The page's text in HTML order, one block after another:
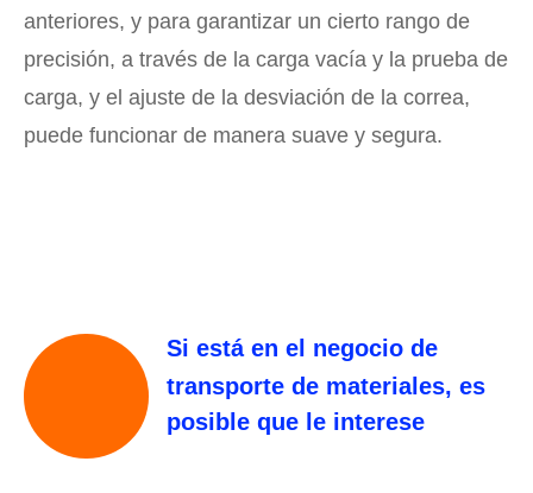
anteriores, y para garantizar un cierto rango de
precisión, a través de la carga vacía y la prueba de
carga, y el ajuste de la desviación de la correa,
puede funcionar de manera suave y segura.
Si está en el negocio de
transporte de materiales, es
posible que le interese